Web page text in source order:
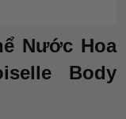
Nước Hoa
Body